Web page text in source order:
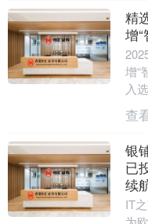
精
增
增“
入
数
查
银
已
续
IT